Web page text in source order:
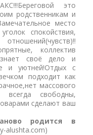
это
родственникам и
место
спокойствия,
коллектив
знает своё дело и
и уютней!Отдых с
подходит как
массового
всегда свободны,
сделают ваш
родится в
alushta.com)